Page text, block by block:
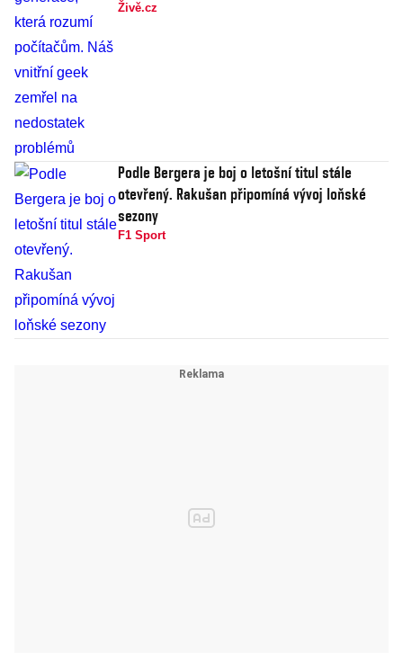
Živě.cz
Podle Bergera je boj o letošní titul stále
otevřený. Rakušan připomíná vývoj loňské
sezony
F1 Sport